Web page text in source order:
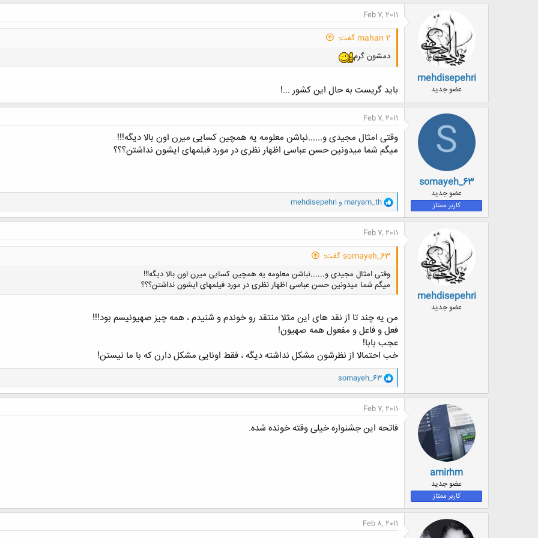
ن
ش
ا
mehdisepehri
عضو جدید
Feb 7, 2011
mahan 2 گفت:
دمشون گرم
باید گریست به حال این کشور ...!
S
somayeh_63
عضو جدید
کاربر ممتاز
Feb 7, 2011
وقتی امثال مجیدی و......نباشن معلومه یه همچین کسایی میرن اون بالا دیگه!!!
میگم شما میدونین حسن عباسی اظهار نظری در مورد فیلمهای ایشون نداشتن؟؟؟
و
ا
ک
ن
ش
ا
maryam_th و mehdisepehri
mehdisepehri
عضو جدید
Feb 7, 2011
somayeh_63 گفت:
وقتی امثال مجیدی و......نباشن معلومه یه همچین کسایی میرن اون بالا دیگه!!!
میگم شما میدونین حسن عباسی اظهار نظری در مورد فیلمهای ایشون نداشتن؟؟؟
کلیک کنید تا باز شود...
من یه چند تا از نقد های این مثلا منتقد رو خوندم و شنیدم ، همه چیز صهیونیسم بود!!!
فعل و فاعل و مفعول همه صهیون!
عجب بابا!
خب احتمالا از نظرشون مشکل نداشته دیگه ، فقط اونایی مشکل دارن که با ما نیستن!
و
ا
ک
ن
ش
ه
ا
somayeh_63
amirhm
عضو جدید
کاربر ممتاز
Feb 7, 2011
فاتحه این جشنواره خیلی وقته خونده شده.
Feb 8, 2011